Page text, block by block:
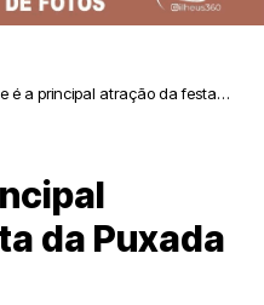
é a principal atração da festa
da Puxada